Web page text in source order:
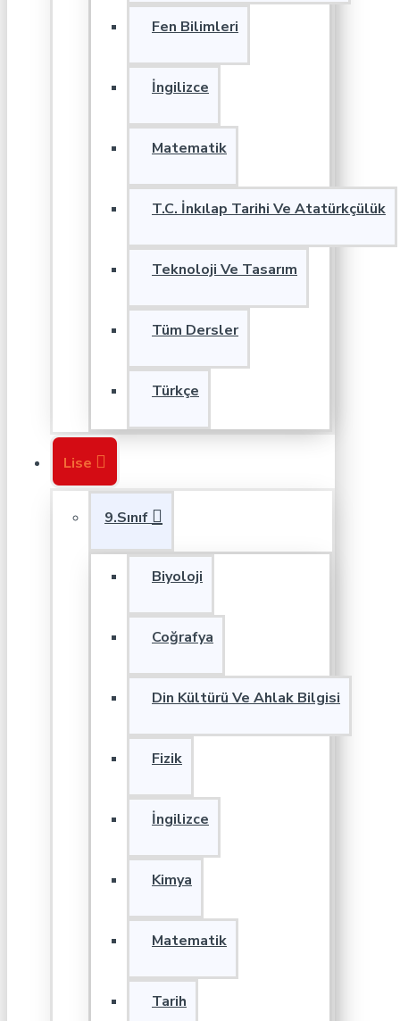
Fen Bilimleri
İngilizce
Matematik
T.C. İnkılap Tarihi Ve Atatürkçülük
Teknoloji Ve Tasarım
Tüm Dersler
Türkçe
Lise
9.Sınıf
Biyoloji
Coğrafya
Din Kültürü Ve Ahlak Bilgisi
Fizik
İngilizce
Kimya
Matematik
Tarih